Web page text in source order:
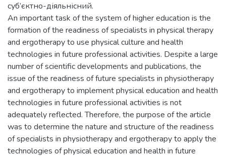
суб’єктно-діяльнісний.
An important task of the system of higher education is the
formation of the readiness of specialists in physical therapy
and ergotherapy to use physical culture and health
technologies in future professional activities. Despite a large
number of scientific developments and publications, the
issue of the readiness of future specialists in physiotherapy
and ergotherapy to implement physical education and health
technologies in future professional activities is not
adequately reflected. Therefore, the purpose of the article
was to determine the nature and structure of the readiness
of specialists in physiotherapy and ergotherapy to apply the
technologies of physical education and health in future